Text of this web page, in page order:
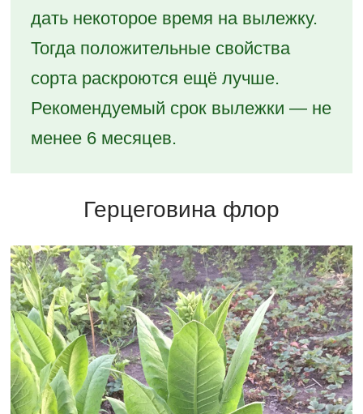
дать некоторое время на вылежку.
Тогда положительные свойства
сорта раскроются ещё лучше.
Рекомендуемый срок вылежки — не
менее 6 месяцев.
Герцеговина флор